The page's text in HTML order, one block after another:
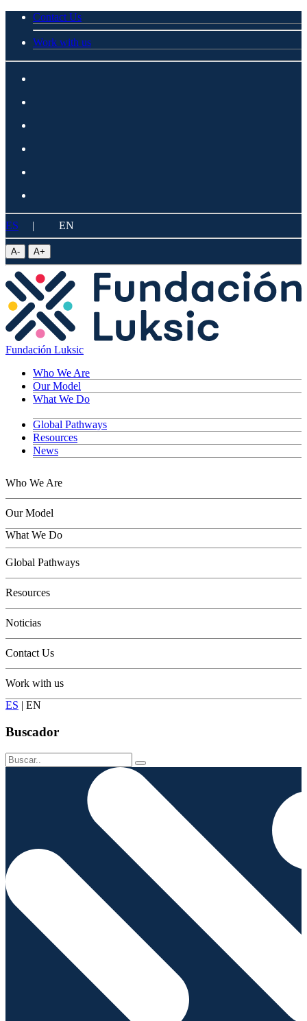
Contact Us
Work with us
ES | EN
A- A+
Fundación Luksic
Who We Are
Our Model
What We Do
Global Pathways
Resources
News
Who We Are
Our Model
What We Do
Youth
Adults
Seniors
Conservation
Global Pathways
Resources
Noticias
Contact Us
Work with us
ES | EN
Buscador